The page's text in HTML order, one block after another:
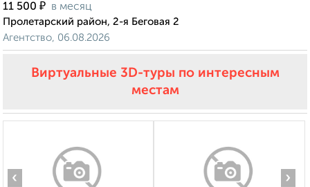
11 500 ₽ в месяц
Пролетарский район, 2-я Беговая 2
Агентство, 06.08.2026
Виртуальные 3D-туры по интересным
местам
‹ ›